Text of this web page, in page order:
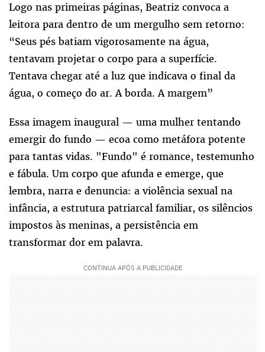
Logo nas primeiras páginas, Beatriz convoca a
leitora para dentro de um mergulho sem retorno:
“Seus pés batiam vigorosamente na água,
tentavam projetar o corpo para a superfície.
Tentava chegar até a luz que indicava o final da
água, o começo do ar. A borda. A margem”
Essa imagem inaugural — uma mulher tentando
emergir do fundo — ecoa como metáfora potente
para tantas vidas. "Fundo" é romance, testemunho
e fábula. Um corpo que afunda e emerge, que
lembra, narra e denuncia: a violência sexual na
infância, a estrutura patriarcal familiar, os silêncios
impostos às meninas, a persistência em
transformar dor em palavra.